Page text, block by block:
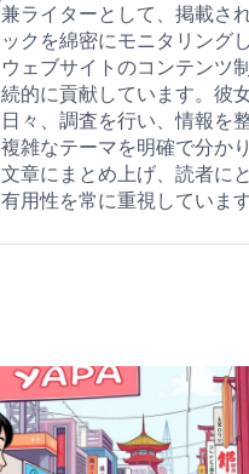
兼ライターとして、掲載さ
ックを綿密にモニタリング
ウェブサイトのコンテンツ
続的に貢献しています。彼
日々、調査を行い、情報を整
複雑なテーマを明確で分か
文章にまとめ上げ、読者に
有用性を常に重視しています